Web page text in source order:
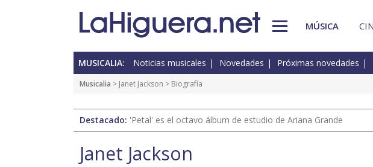
MÚSICA
MUSICALIA: Noticias musicales Novedades Próximas novedades
Musicalia > Janet Jackson > Biografía
Destacado: 'Petal' es el octavo álbum de estudio de Ariana Grande
Janet Jackson